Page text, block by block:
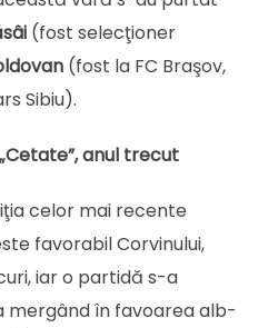
(fost selecţioner
(fost la FC Braşov,
Sibiu).
anul trecut
celor mai recente
favorabil Corvinului,
iar o partidă s-a
mergând în favoarea alb-